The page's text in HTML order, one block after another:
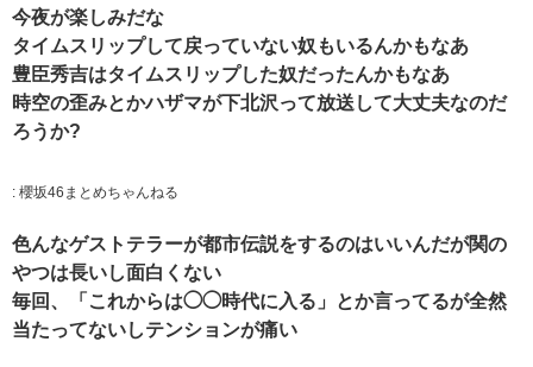
今夜が楽しみだな
タイムスリップして戻っていない奴もいるんかもなあ
豊臣秀吉はタイムスリップした奴だったんかもなあ
時空の歪みとかハザマが下北沢って放送して大丈夫なのだ
ろうか?
: 櫻坂46まとめちゃんねる
色んなゲストテラーが都市伝説をするのはいいんだが関の
やつは長いし面白くない
毎回、「これからは◯◯時代に入る」とか言ってるが全然
当たってないしテンションが痛い